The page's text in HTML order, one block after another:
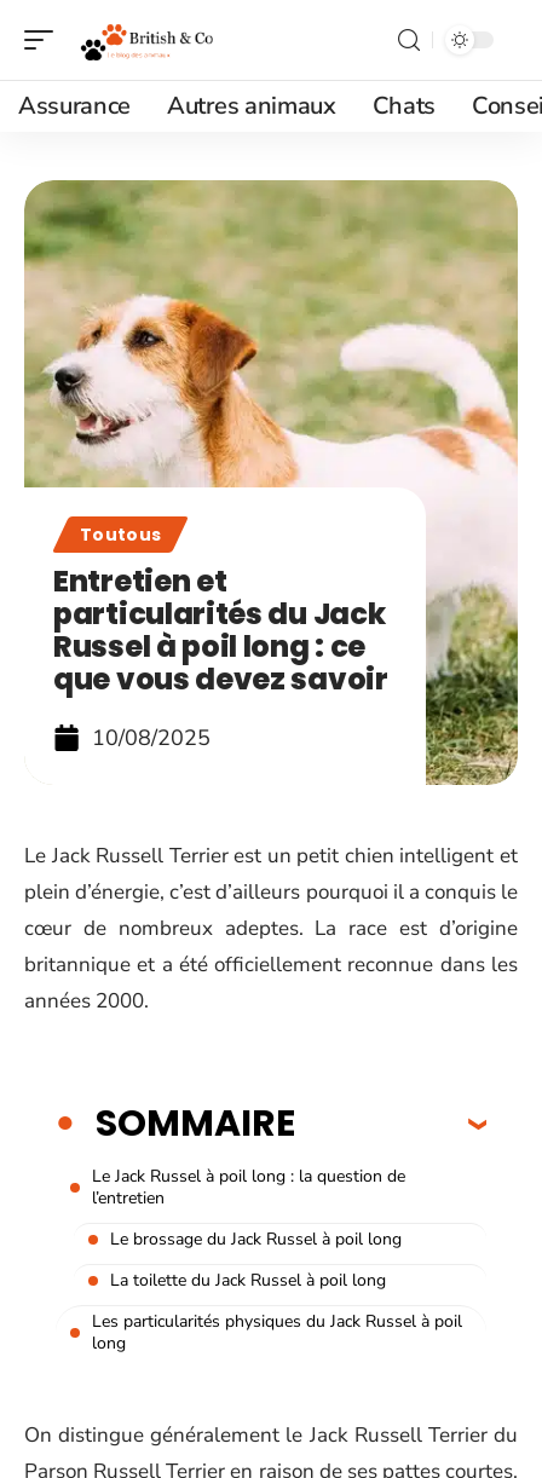
Assurance Autres animaux Chats
Toutous
Entretien et
particularités du Jack
Russel à poil long : ce
que vous devez savoir
10/08/2025
Le Jack Russell Terrier est un petit chien intelligent et
plein d’énergie, c’est d’ailleurs pourquoi il a conquis le
cœur de nombreux adeptes. La race est d’origine
britannique et a été officiellement reconnue dans les
années 2000.
SOMMAIRE
Le Jack Russel à poil long : la question de
l’entretien
Le brossage du Jack Russel à poil long
La toilette du Jack Russel à poil long
Les particularités physiques du Jack Russel à poil
long
On distingue généralement le Jack Russell Terrier du
Parson Russell Terrier en raison de ses pattes courtes.